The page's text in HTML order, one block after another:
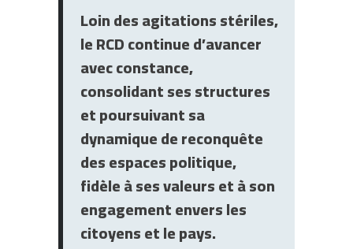
Loin des agitations stériles,
le RCD continue d’avancer
avec constance,
consolidant ses structures
et poursuivant sa
dynamique de reconquête
des espaces politique,
fidèle à ses valeurs et à son
engagement envers les
citoyens et le pays.